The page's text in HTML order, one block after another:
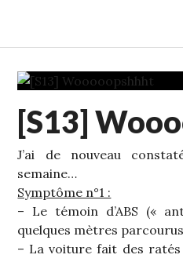
contenu
STUFFCC'S BLOG
S13
[S13]
J’ai de nouveau
semaine…
Symptôme n°1 :
– Le témoin d’ABS («
quelques mètres
– La voiture fait des